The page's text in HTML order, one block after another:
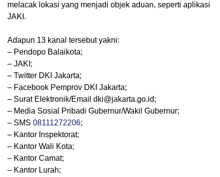
melacak lokasi yang menjadi objek aduan, seperti aplikasi
JAKI.
Adapun 13 kanal tersebut yakni:
– Pendopo Balaikota;
– JAKI;
– Twitter DKI Jakarta;
– Facebook Pemprov DKI Jakarta;
– Surat Elektronik/Email dki@jakarta.go.id;
– Media Sosial Pribadi Gubernur/Wakil Gubernur;
– SMS 08111272206;
– Kantor Inspektorat;
– Kantor Wali Kota;
– Kantor Camat;
– Kantor Lurah;